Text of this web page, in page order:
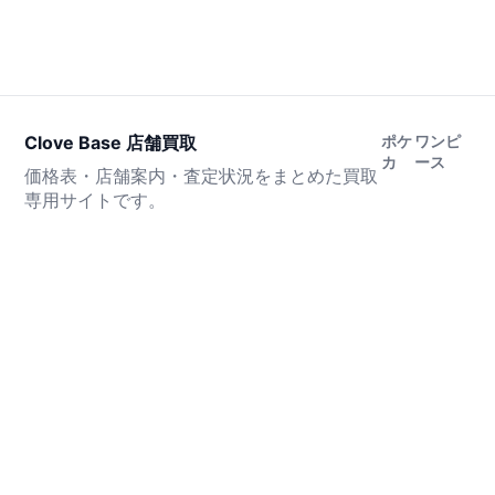
Clove Base 店舗買取
価格表・店舗案内・査定状況をまとめた買取
専用サイトです。
ポケ
カ
ワンピ
ース